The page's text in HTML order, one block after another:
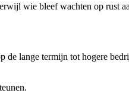
wie bleef wachten op rust
lange termijn tot hogere